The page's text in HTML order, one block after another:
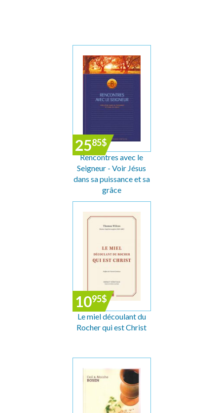
2585$
Rencontres avec le
Seigneur - Voir Jésus
dans sa puissance et sa
grâce
1095$
Le miel découlant du
Rocher qui est Christ